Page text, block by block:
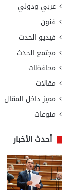
عربي ودولي
فنون
فيديو الحدث
مجتمع الحدث
محافظات
مقالات
مميز داخل المقال
منوعات
أحدث الأخبار